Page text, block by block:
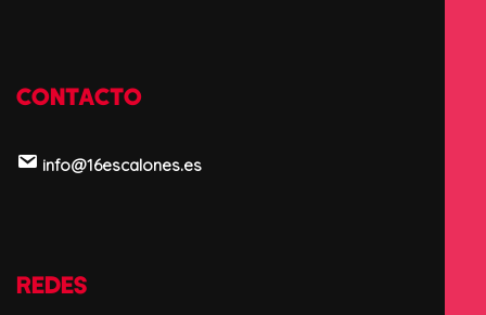
CONTACTO
info@16escalones.es
REDES